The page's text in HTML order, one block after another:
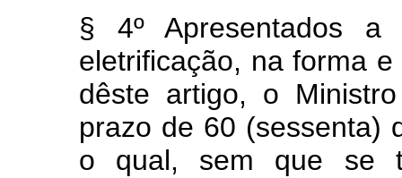
§ 4º Apresentados
eletrificação, na forma
dêste artigo, o
prazo de 60 (sessenta)
o qual, sem que se